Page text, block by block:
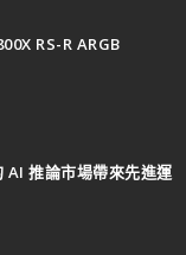
RS-R ARGB
推論市場帶來先進運